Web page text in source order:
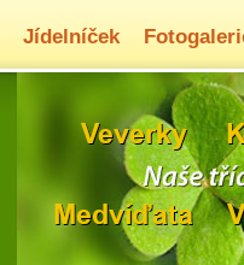
Jídelníček